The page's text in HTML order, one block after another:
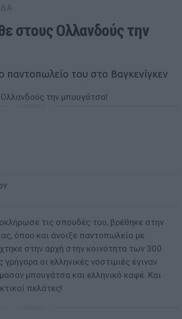
στους Ολλανδούς την
παντοπωλείο του στο Βαγκενίγκεν
τις σπουδές του, βρέθηκε στην
όπου και άνοιξε παντοπωλείο με
στην αρχή στην κοινότητα των 300
οι ελληνικές νοστιμιές έγιναν
μπουγάτσα και ελληνικό καφέ. Και
πελάτες!